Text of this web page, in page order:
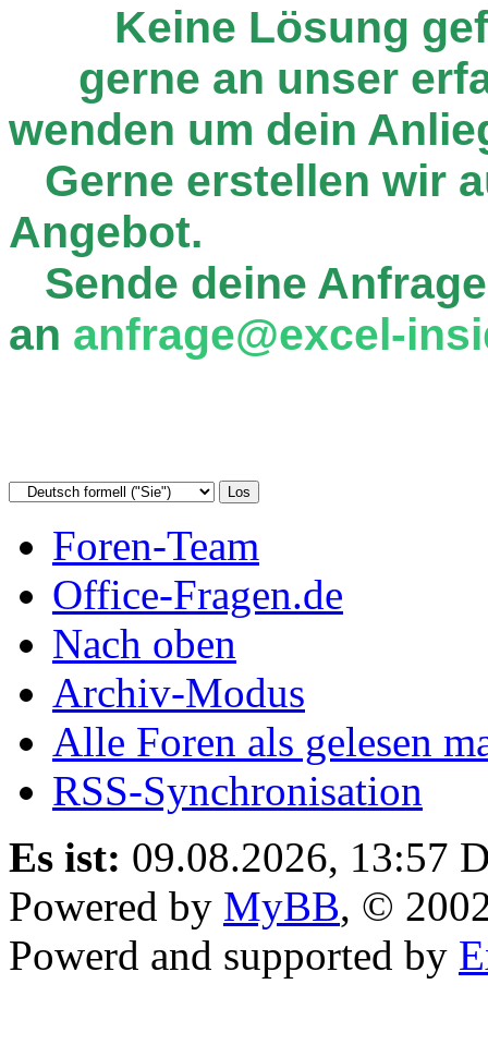
Keine Lösung
gerne an unser
wenden um dein
Gerne erstellen wir
Angebot.
Sende deine
an anfrage@excel-
Foren-Team
Office-Fragen.de
Nach oben
Archiv-Modus
Alle Foren als gelesen
RSS-Synchronisation
Es ist: 09.08.2026, 13:57
Powered by MyBB, ©
Powerd and supported by